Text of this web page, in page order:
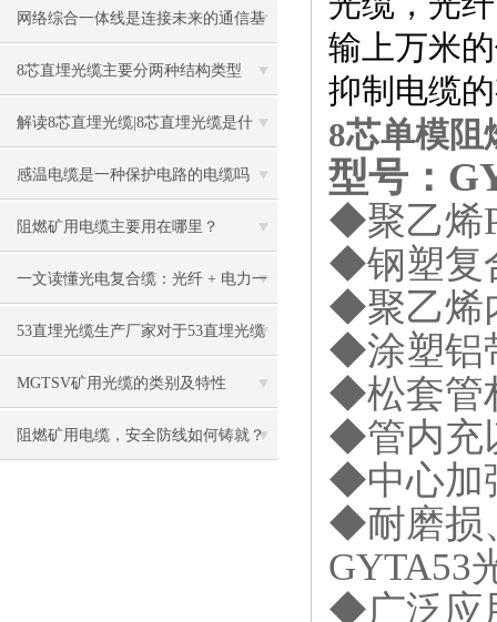
网络综合一体线是连接未来的通信基
础设施
8芯直埋光缆主要分两种结构类型
解读8芯直埋光缆|8芯直埋光缆是什
么？
感温电缆是一种保护电路的电缆吗
阻燃矿用电缆主要用在哪里？
一文读懂光电复合缆：光纤 + 电力一
体结构与传输原理详解
53直埋光缆生产厂家对于53直埋光缆
具体施工方法、难度介绍
MGTSV矿用光缆的类别及特性
阻燃矿用电缆，安全防线如何铸就？
输上万米
抑制电缆
8芯单模阻
型号：
◆聚乙烯
◆钢塑复
◆聚乙烯
◆涂塑铝
◆松套管
◆管内充
◆中心加
◆耐磨损
GYTA53
◆广泛